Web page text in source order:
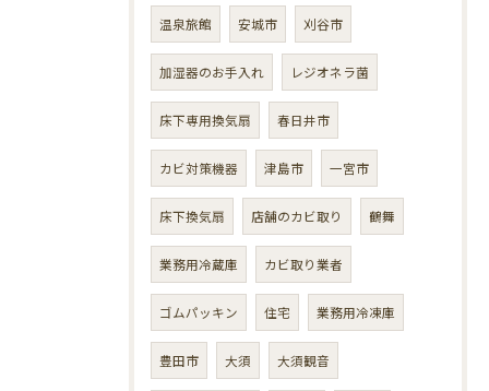
温泉旅館 安城市 刈谷市
加湿器のお手入れ レジオネラ菌
床下専用換気扇 春日井市
カビ対策機器 津島市 一宮市
床下換気扇 店舗のカビ取り 鶴舞
業務用冷蔵庫 カビ取り業者
ゴムパッキン 住宅 業務用冷凍庫
豊田市 大須 大須観音